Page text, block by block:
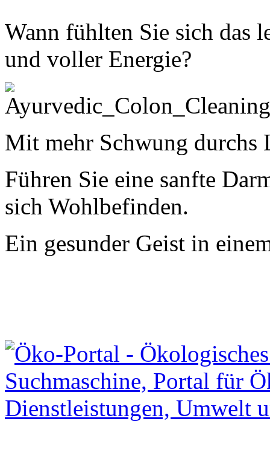
Wann fühlten Sie sich das
und voller Energie?
Mit mehr Schwung durchs
Führen Sie eine sanfte
sich Wohlbefinden.
Ein gesunder Geist in